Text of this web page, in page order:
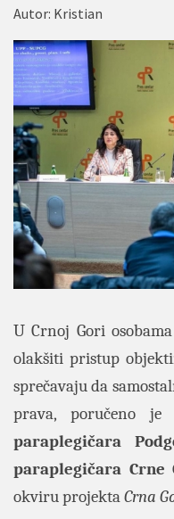
Autor: Kristian
U Crnoj Gori
olakšiti pristup
sprečavaju da
prava, poručeno
paraplegičara
paraplegičara Crne
okviru projektaCrna